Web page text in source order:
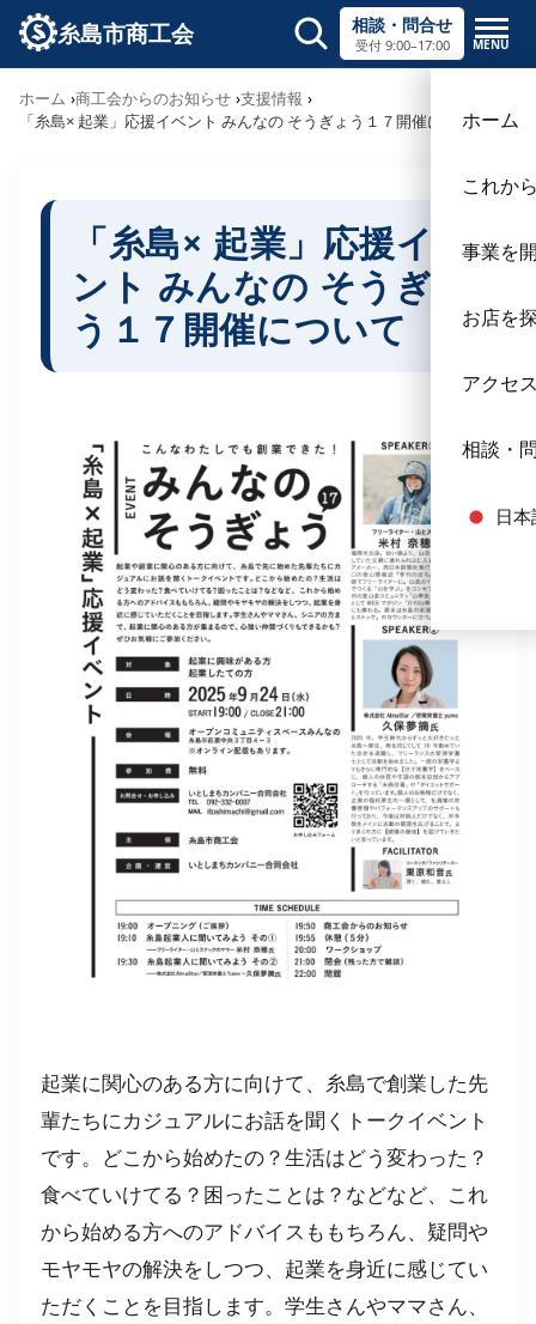
糸島市商工会 相談・問合せ
受付 9:00–17:00 MENU
サイト内検索
ホーム
これか
事業を
お店を
アクセ
相談・
日
ホーム 商工会からのお知らせ 支援情報
「糸島× 起業」応援イベント みんなの そうぎょう１７開催について
「糸島× 起業」応援イベ
ント みんなの そうぎょ
う１７開催について
起業に関心のある方に向けて、糸島で創業した先
輩たちにカジュアルにお話を聞くトークイベント
です。どこから始めたの？生活はどう変わった？
食べていけてる？困ったことは？などなど、これ
から始める方へのアドバイスももちろん、疑問や
モヤモヤの解決をしつつ、起業を身近に感じてい
ただくことを目指します。学生さんやママさん、